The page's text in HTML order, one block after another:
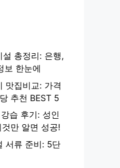
설 총정리: 은행,
보 한눈에
맛집비교: 가격
추천 BEST 5
습 후기: 성인
만 알면 성공!
서류 준비: 5단